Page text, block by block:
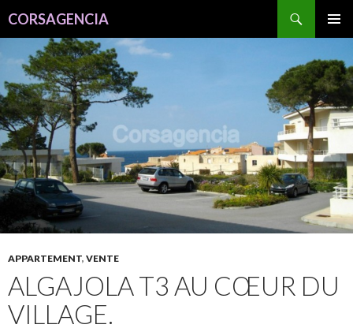
CORSAGENCIA
CONTENU
APPARTEMENT, VENTE
ALGAJOLA T3 AU CŒUR DU
VILLAGE.